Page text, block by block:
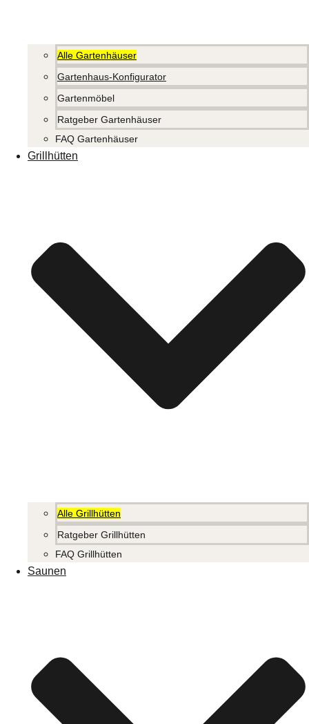
Alle Gartenhäuser
Gartenhaus-Konfigurator
Gartenmöbel
Ratgeber Gartenhäuser
FAQ Gartenhäuser
Grillhütten
Alle Grillhütten
Ratgeber Grillhütten
FAQ Grillhütten
Saunen